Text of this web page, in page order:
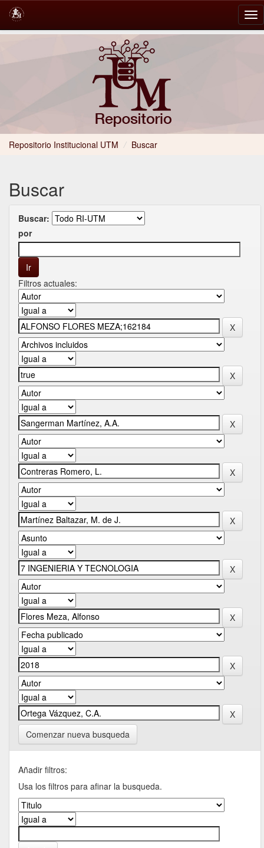
Repositorio Institucional UTM / Buscar
Buscar
Buscar:
por
Filtros actuales:
Comenzar nueva busqueda
Añadir filtros:
Usa los filtros para afinar la busqueda.